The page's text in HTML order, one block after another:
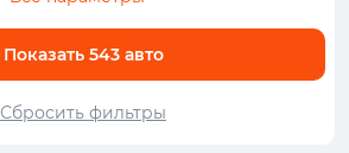
Показать 543 авто
Сбросить фильтры